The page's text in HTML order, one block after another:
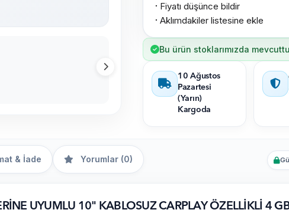
· Fiyatı düşünce bildir
· Aklımdakiler listesine ekle
Bu ürün stoklarımızda
10 Ağustos
Pazartesi
(Yarın)
Kargoda
& İade Yorumlar (0)
UYUMLU 10" KABLOSUZ CARPLAY ÖZELLİKLİ 4